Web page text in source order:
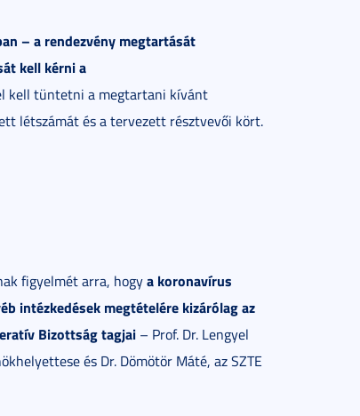
– a rendezvény megtartását
kell kérni a
kell tüntetni a megtartani kívánt
létszámát és a tervezett résztvevői kört.
figyelmét arra, hogya koronavírus
intézkedések megtételére kizárólag az
Bizottság tagjai – Prof. Dr. Lengyel
és Dr. Dömötör Máté, az SZTE